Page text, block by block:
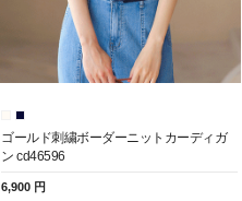
ゴールド刺繍ボーダーニットカーディガ
ン cd46596
6,900 円